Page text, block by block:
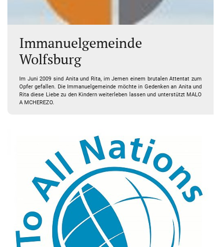
Immanuelgemeinde
Wolfsburg
Im Juni 2009 sind Anita und Rita, im Jemen einem brutalen Attentat zum
Opfer gefallen. Die Immanuelgemeinde möchte in Gedenken an Anita und
Rita diese Liebe zu den Kindern weiterleben lassen und unterstützt MALO
A MCHEREZO.